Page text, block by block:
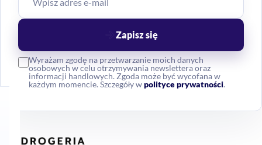
Wyrażam zgodę na przetwarzanie moich danych
osobowych w celu otrzymywania newslettera oraz
informacji handlowych. Zgoda może być wycofana w
każdym momencie. Szczegóły wpolityce prywatności.
Zapisz się